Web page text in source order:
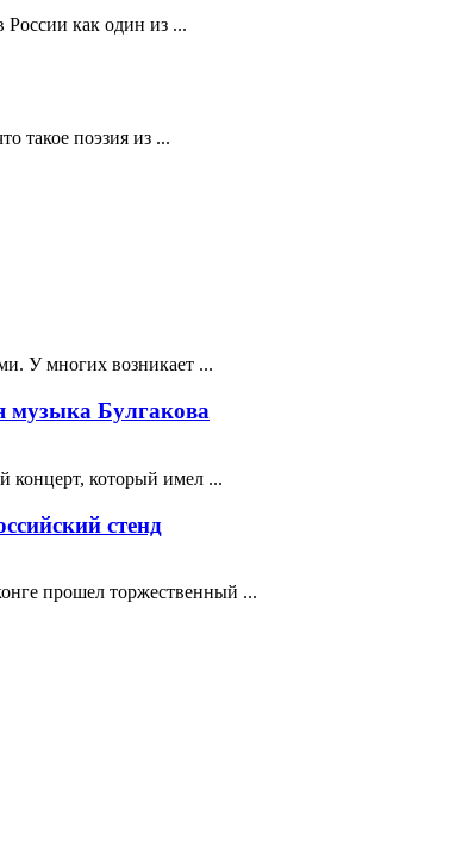
России как один из ...
такое поэзия из ...
У многих возникает ...
музыка Булгакова
концерт, который имел ...
стенд
прошел торжественный ...